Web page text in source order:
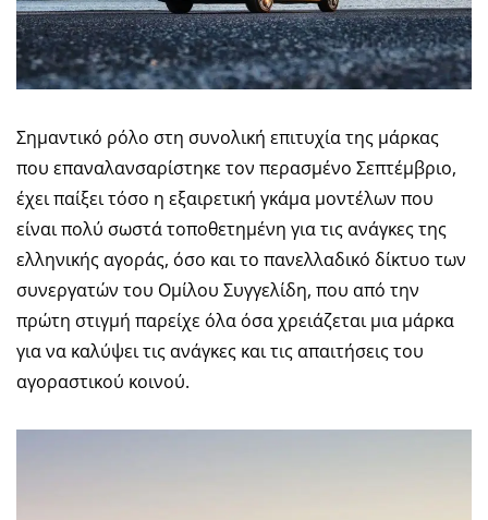
Σημαντικό ρόλο στη συνολική επιτυχία της μάρκας
που επαναλανσαρίστηκε τον περασμένο Σεπτέμβριο,
έχει παίξει τόσο η εξαιρετική γκάμα μοντέλων που
είναι πολύ σωστά τοποθετημένη για τις ανάγκες της
ελληνικής αγοράς, όσο και το πανελλαδικό δίκτυο των
συνεργατών του Ομίλου Συγγελίδη, που από την
πρώτη στιγμή παρείχε όλα όσα χρειάζεται μια μάρκα
για να καλύψει τις ανάγκες και τις απαιτήσεις του
αγοραστικού κοινού.